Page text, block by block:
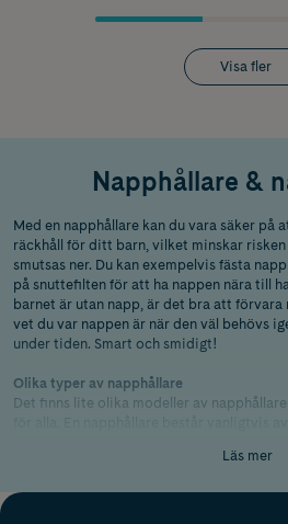
Visa fler
Napphållare &
Med en napphållare kan du vara säker på
räckhåll för ditt barn, vilket minskar
smutsas ner. Du kan exempelvis fästa
på snuttefilten för att ha nappen nära till
barnet är utan napp, är det bra att förvara
vet du var nappen är när den väl behövs
under tiden. Smart och smidigt!
Olika typer av napphållare
Det finns lite olika modeller av
nappen. Många hållare passar för flera
Läs mer